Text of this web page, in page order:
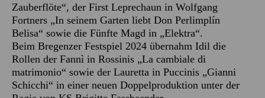
Zauberflöte“, der First Leprechaun in Wolfgang
Fortners „In seinem Garten liebt Don Perlimplín
Belisa“ sowie die Fünfte Magd in „Elektra“.
Beim Bregenzer Festspiel 2024 übernahm Idil die
Rollen der Fannì in Rossinis „La cambiale di
matrimonio“ sowie der Lauretta in Puccinis „Gianni
Schicchi“ in einer neuen Doppelproduktion unter der